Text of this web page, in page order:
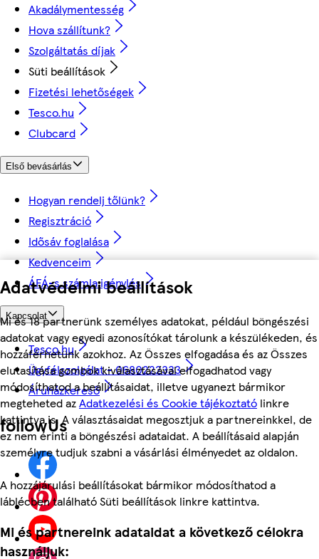
Adatvédelmi beállítások
Mi és 18 partnerünk személyes adatokat, például böngészési
adatokat vagy egyedi azonosítókat tárolunk a készülékeden, és
hozzáférhetünk azokhoz. Az Összes elfogadása és az Összes
elutasítása gombok kiválasztásával elfogadhatod vagy
módosíthatod a beállításaidat, illetve ugyanezt bármikor
megteheted azAdatkezelési és Cookie tájékoztató linkre
kattintva is. A választásaidat megosztjuk a partnereinkkel, de
ez nem érinti a böngészési adataidat. A beállításaid alapján
személyre tudjuk szabni a vásárlási élményedet az oldalon.
A hozzájárulási beállításokat bármikor módosíthatod a
láblécben található Süti beállítások linkre kattintva.
Mi és partnereink adataidat a következő célokra
használjuk:
Akadálymentesség
Hova szállítunk?
Szolgáltatás díjak
Süti beállítások
Fizetési lehetőségek
Tesco.hu
Clubcard
Első bevásárlás
Hogyan rendelj tőlünk?
Regisztráció
Idősáv foglalása
Kedvenceim
ÁFÁ-s számla igénylés
Kapcsolat
Tesco.hu
Ügyfélszolgálat - 0680222333
Áruházkereső
followUs